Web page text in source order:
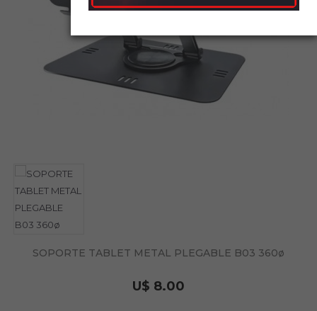
SOPORTE TABLET METAL PLEGABLE B03 360ø
U$ 8.00